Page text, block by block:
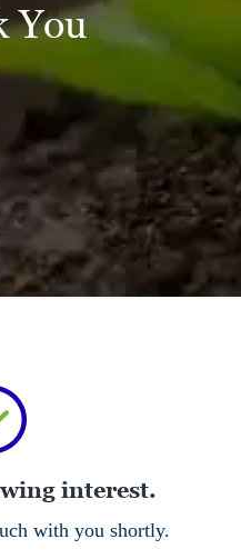
You
interest.
with you shortly.